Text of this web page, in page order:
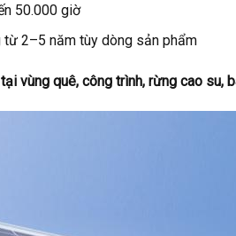
50.000 giờ
từ 2–5 năm tùy dòng sản phẩm
vùng quê, công trình, rừng cao su,